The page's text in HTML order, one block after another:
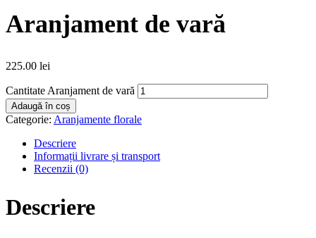
Aranjament de vară
225.00 lei
Cantitate Aranjament de vară
Adaugă în coș
Categorie: Aranjamente florale
Descriere
Informații livrare și transport
Recenzii (0)
Descriere